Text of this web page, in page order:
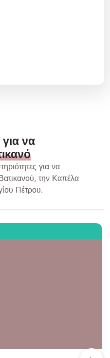
για να
για να
την Καπέλα
Πέτρου.